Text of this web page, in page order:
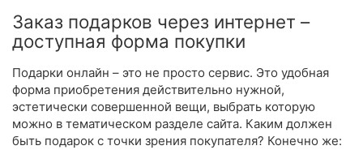
Заказ подарков через интернет –
доступная форма покупки
Подарки онлайн – это не просто сервис. Это удобная
форма приобретения действительно нужной,
эстетически совершенной вещи, выбрать которую
можно в тематическом разделе сайта. Каким должен
быть подарок с точки зрения покупателя? Конечно же: